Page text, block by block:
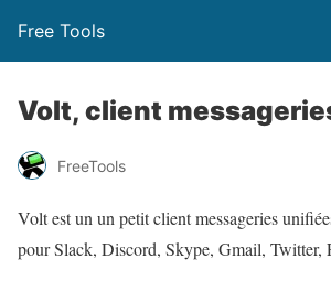
Free Tools
Volt, client
FreeTools
Volt est un un petit client messageries
pour Slack, Discord, Skype, Gmail, Twitter,